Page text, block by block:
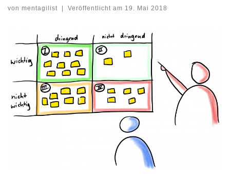
von mentagilist | Veröffentlicht am 19. Mai 2018